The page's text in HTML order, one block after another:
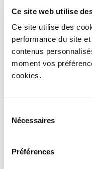
Ce site web utilise
Ce site utilise des
performance du site
contenus
moment vos
cookies.
Nécessaires
Préférences